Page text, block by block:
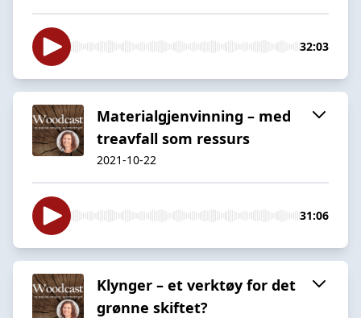
32:03
Materialgjenvinning – med
treavfall som ressurs
2021-10-22
31:06
Klynger – et verktøy for det
grønne skiftet?